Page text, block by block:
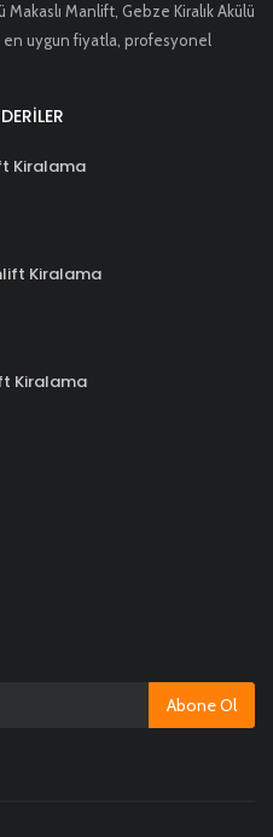
Makaslı Manlift, Gebze Kiralık Akülü
en uygun fiyatla, profesyonel
Kiralama
Kiralama
Kiralama
Abone Ol